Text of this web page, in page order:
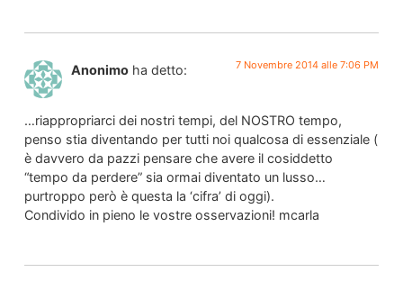
Anonimo ha detto: 7 Novembre 2014 alle 7:06 PM
…riappropriarci dei nostri tempi, del NOSTRO tempo,
penso stia diventando per tutti noi qualcosa di essenziale (
è davvero da pazzi pensare che avere il cosiddetto
“tempo da perdere” sia ormai diventato un lusso…
purtroppo però è questa la ‘cifra’ di oggi).
Condivido in pieno le vostre osservazioni! mcarla